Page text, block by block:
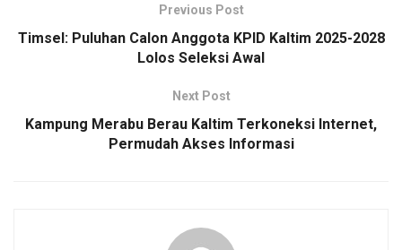
Previous Post
Timsel: Puluhan Calon Anggota KPID Kaltim 2025-2028
Lolos Seleksi Awal
Next Post
Kampung Merabu Berau Kaltim Terkoneksi Internet,
Permudah Akses Informasi